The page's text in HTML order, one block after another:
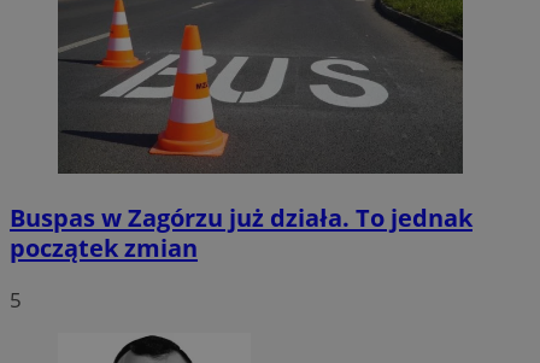
Buspas w Zagórzu już działa. To jednak
początek zmian
5